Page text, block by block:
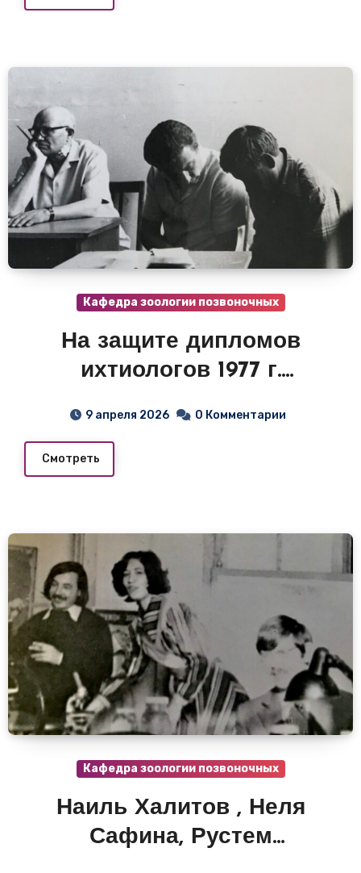
Кафедра зоологии позвоночных
На защите дипломов
ихтиологов 1977 г.
Алатырев …, Тихонов К.П.
9 апреля 2026 0 Комментарии
Смотреть
Кафедра зоологии позвоночных
Наиль Халитов , Неля
Сафина, Рустем